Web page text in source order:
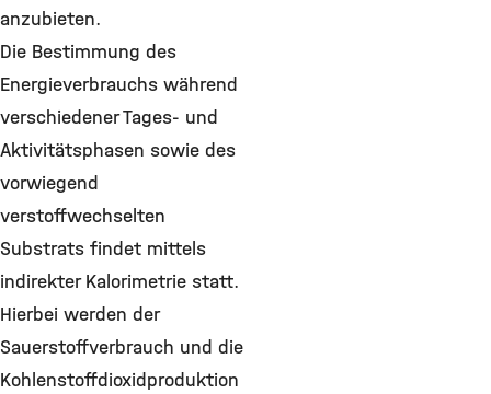
anzubieten.
Die Bestimmung des
Energieverbrauchs während
verschiedener Tages- und
Aktivitätsphasen sowie des
vorwiegend
verstoffwechselten
Substrats findet mittels
indirekter Kalorimetrie statt.
Hierbei werden der
Sauerstoffverbrauch und die
Kohlenstoffdioxidproduktion